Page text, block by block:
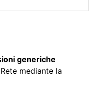
generiche
mediante la